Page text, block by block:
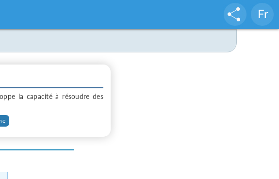
Fr
la capacité à résoudre des